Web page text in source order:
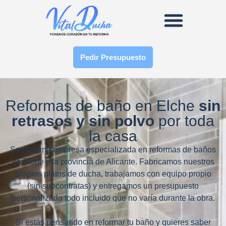
Pedir Presupuesto
Reformas de baño en Elche sin
retrasos y sin polvo por toda
la casa
Somos una empresa especializada en reformas de baños
en Elche y la provincia de Alicante. Fabricamos nuestros
propios platos de ducha, trabajamos con equipo propio
(sin subcontratas) y entregamos un presupuesto
personalizado todo incluido que no varía durante la obra.
Si estás pensando en reformar tu baño y quieres saber